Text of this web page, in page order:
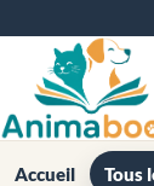
Accueil Tous